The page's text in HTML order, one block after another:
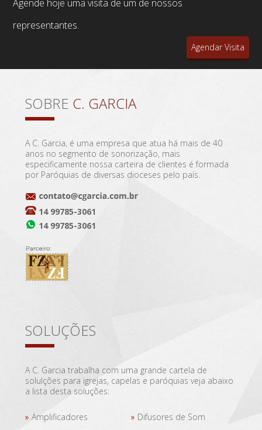
Agende hoje uma visita de um de nossos
representantes.
Agendar Visita
SOBRE C. GARCIA
A C. Garcia, é uma empresa que atua há mais de 40
anos no segmento de sonorização, mais
especificamente nossa carteira de clientes é formada
por Paróquias de diversas dioceses pelo país.
14 99785-3061
14 99785-3061
SOLUÇÕES
A C. Garcia trabalha com uma grande cartela de
solulções para igrejas, capelas e paróquias veja abaixo
a lista desta soluções:
Amplificadores
Difusores de Som